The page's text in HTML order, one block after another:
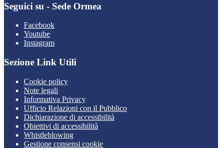
Seguici su - Sede Ormea
Facebook
Youtube
Instagram
Sezione Link Utili
Cookie policy
Note legali
Informativa Privacy
Ufficio Relazioni con il Pubblico
Dichiarazione di accessibilità
Obiettivi di accessibilità
Whistleblowing
Gestione consensi cookie